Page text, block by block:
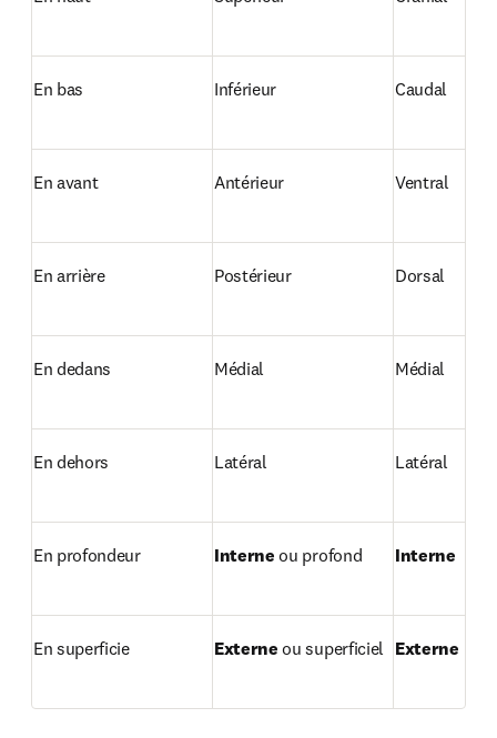
En bas Inférieur Caudal
En avant Antérieur Ventral
En arrière Postérieur Dorsal
En dedans Médial Médial
En dehors Latéral Latéral
En profondeur Interne ou profond Interne
En superficie Externe ou superficiel Externe